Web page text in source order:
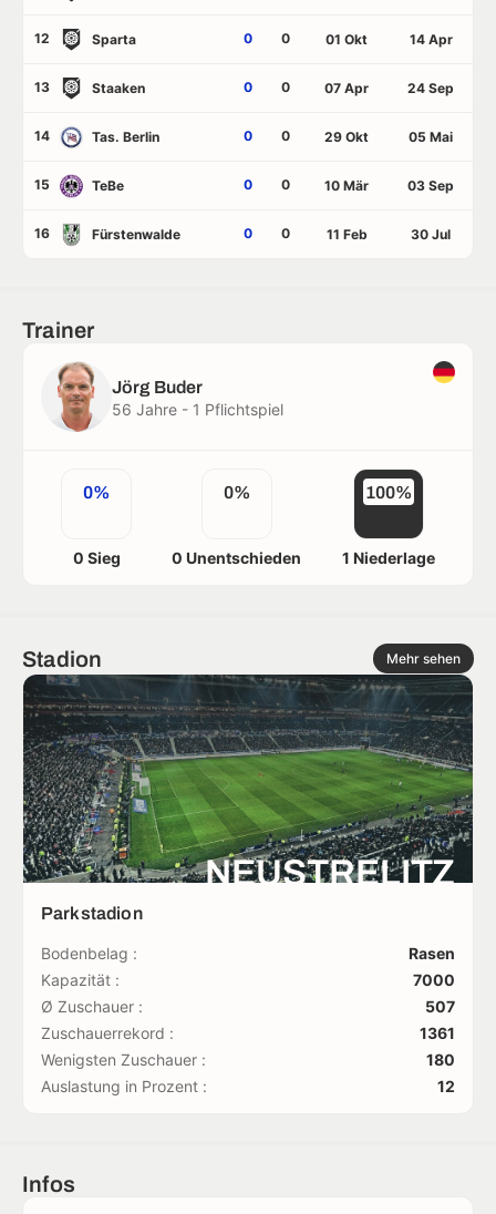
12 Sparta 0 0 01 Okt 14 Apr
13 Staaken 0 0 07 Apr 24 Sep
14 Tas. Berlin 0 0 29 Okt 05 Mai
15 TeBe 0 0 10 Mär 03 Sep
16 Fürstenwalde 0 0 11 Feb 30 Jul
Trainer
Jörg Buder
56 Jahre - 1 Pflichtspiel
0%
0 Sieg
0%
0 Unentschieden
100%
1 Niederlage
Stadion Mehr sehen
NEUSTRELITZ
Parkstadion
Bodenbelag :
Rasen
Kapazität :
7000
Ø Zuschauer :
507
Zuschauerrekord :
1361
Wenigsten Zuschauer :
180
Auslastung in Prozent :
12
Infos